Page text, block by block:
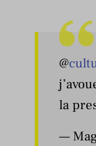
@
la
—